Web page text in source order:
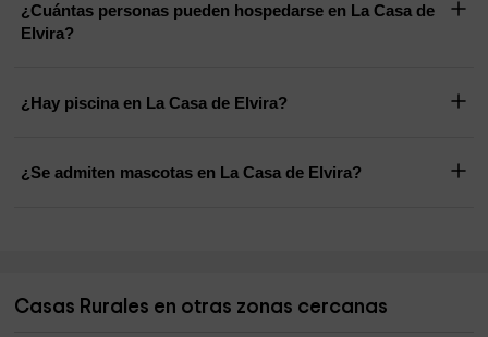
¿Cuántas personas pueden hospedarse en La Casa de
Elvira?
¿Hay piscina en La Casa de Elvira?
¿Se admiten mascotas en La Casa de Elvira?
Casas Rurales en otras zonas cercanas